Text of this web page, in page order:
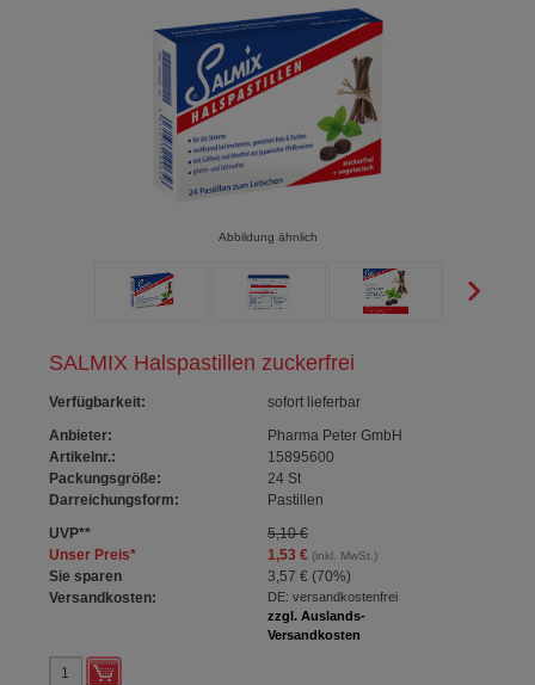
SALMIX Halspastillen zuckerfrei
Verfügbarkeit:
sofort lieferbar
Anbieter:
Pharma Peter GmbH
Artikelnr.:
15895600
Packungsgröße:
24 St
Darreichungsform:
Pastillen
UVP**
5,10 €
Unser Preis* 1,53 €(inkl. MwSt.)
Sie sparen 3,57 € (70%)
Versandkosten:
DE: versandkostenfrei
zzgl. Auslands-
Versandkosten
Abbildung ähnlich